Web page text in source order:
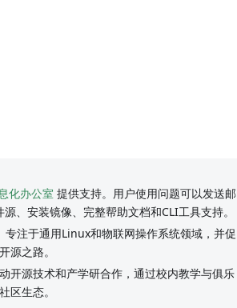
化办公室 提供支持。用户使用问题可以发送邮
、安装镜像、完整帮助文档和CLI工具支持。
注于通用Linux和物联网操作系统领域，并促
源之路。
源技术和产学研合作，通过校内教学与俱乐
区生态。